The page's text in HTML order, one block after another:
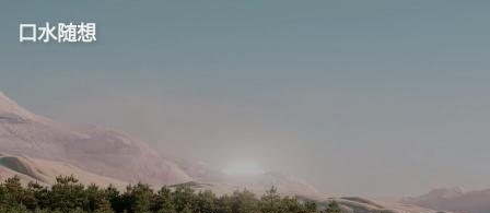
口水随想